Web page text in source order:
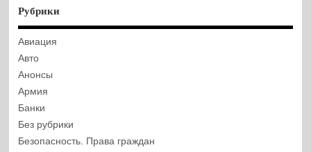
Рубрики
Авиация
Авто
Анонсы
Армия
Банки
Без рубрики
Безопасность. Права граждан